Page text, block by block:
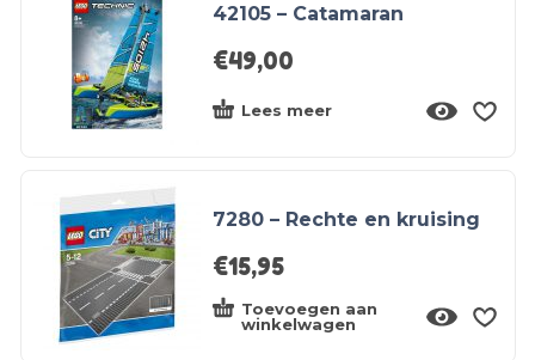
42105 – Catamaran
€49,00
Lees meer
7280 – Rechte en kruising
€15,95
Toevoegen aan
winkelwagen